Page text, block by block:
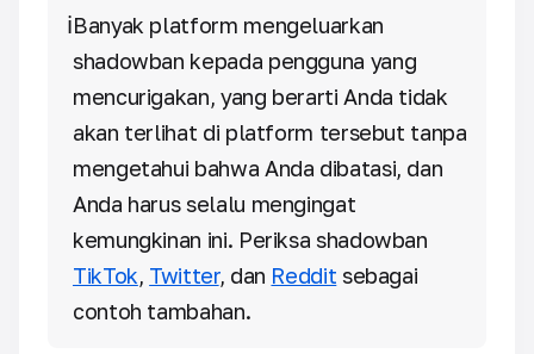
ℹ️Banyak platform mengeluarkan
shadowban kepada pengguna yang
mencurigakan, yang berarti Anda tidak
akan terlihat di platform tersebut tanpa
mengetahui bahwa Anda dibatasi, dan
Anda harus selalu mengingat
kemungkinan ini. Periksa shadowban
TikTok, Twitter, dan Reddit sebagai
contoh tambahan.